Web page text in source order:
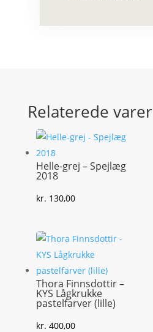
Relaterede varer
Helle-grej – Spejlæg
2018
kr. 130,00
Thora Finnsdottir –
KYS Lågkrukke
pastelfarver (lille)
kr. 400,00